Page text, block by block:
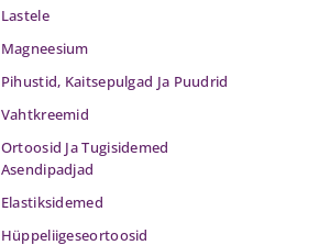
Lastele
Magneesium
Pihustid, Kaitsepulgad Ja Puudrid
Vahtkreemid
Ortoosid Ja Tugisidemed
Asendipadjad
Elastiksidemed
Hüppeliigeseortoosid